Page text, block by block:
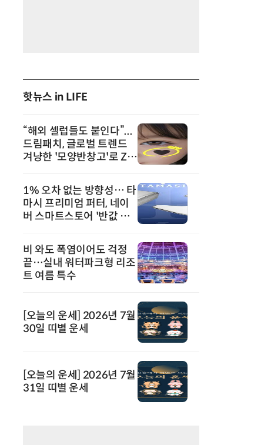
핫뉴스 in LIFE
“해외 셀럽들도 붙인다”...
드림패치, 글로벌 트렌드
겨냥한 '모양반창고'로 Z세
1% 오차 없는 방향성… 타
마시 프리미엄 퍼터, 네이
버 스마트스토어 '반값 할
비 와도 폭염이어도 걱정
끝…실내 워터파크형 리조
트 여름 특수
[오늘의 운세] 2026년 7월
30일 띠별 운세
[오늘의 운세] 2026년 7월
31일 띠별 운세